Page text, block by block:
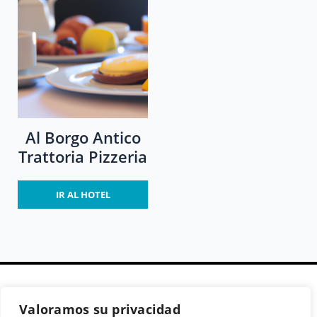
Valoramos su privacidad
Al Borgo Antico
Trattoria Pizzeria
IR AL HOTEL